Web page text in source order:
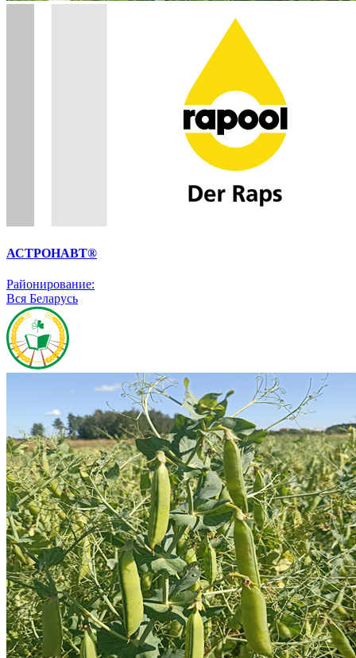
АСТРОНАВТ®
Районирование:
Вся Беларусь